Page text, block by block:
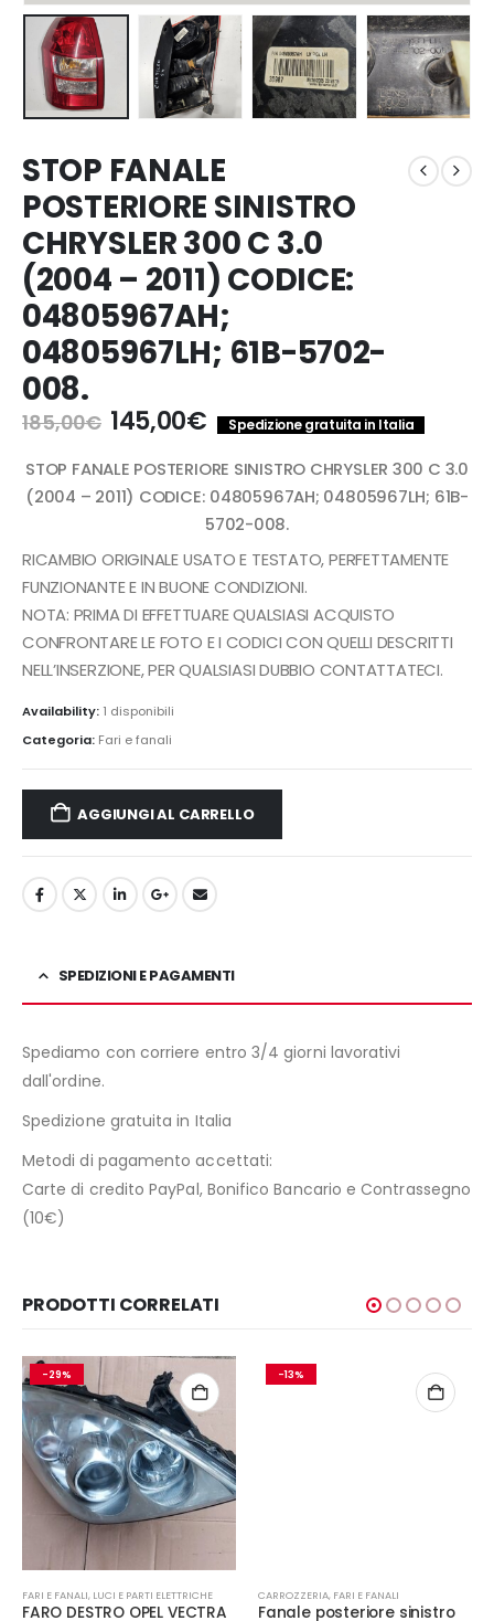
STOP FANALE
POSTERIORE SINISTRO
CHRYSLER 300 C 3.0
(2004 – 2011) CODICE:
04805967AH;
04805967LH; 61B-5702-
008.
185,00€ Il
prezzo
originale
era:
185,00€.
145,00€Il
prezzo
attuale
è:
145,00€.
Spedizione gratuita in Italia
STOP FANALE POSTERIORE SINISTRO CHRYSLER 300 C 3.0
(2004 – 2011) CODICE: 04805967AH; 04805967LH; 61B-
5702-008.
RICAMBIO ORIGINALE USATO E TESTATO, PERFETTAMENTE
FUNZIONANTE E IN BUONE CONDIZIONI.
NOTA: PRIMA DI EFFETTUARE QUALSIASI ACQUISTO
CONFRONTARE LE FOTO E I CODICI CON QUELLI DESCRITTI
NELL’INSERZIONE, PER QUALSIASI DUBBIO CONTATTATECI.
Availability: 1 disponibili
Categoria: Fari e fanali
AGGIUNGI AL CARRELLO
SPEDIZIONI E PAGAMENTI
Spediamo con corriere entro 3/4 giorni lavorativi
dall'ordine.
Spedizione gratuita in Italia
Metodi di pagamento accettati:
Carte di credito PayPal, Bonifico Bancario e Contrassegno
(10€)
PRODOTTI CORRELATI
-29%
FARI E FANALI, LUCI E PARTI ELETTRICHE
FARO DESTRO OPEL VECTRA
-13%
CARROZZERIA, FARI E FANALI
Fanale posteriore sinistro